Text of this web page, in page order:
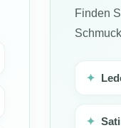
Finden
✦
✦